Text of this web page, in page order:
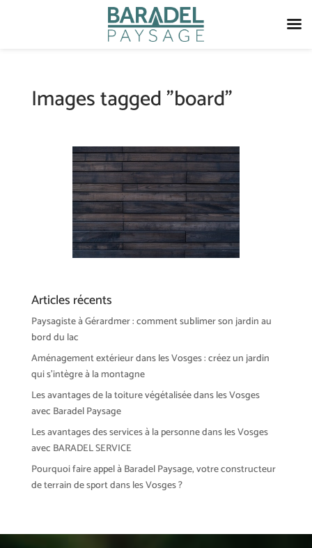
Images tagged "board"
Articles récents
Paysagiste à Gérardmer : comment sublimer son jardin au
bord du lac
Aménagement extérieur dans les Vosges : créez un jardin
qui s’intègre à la montagne
Les avantages de la toiture végétalisée dans les Vosges
avec Baradel Paysage
Les avantages des services à la personne dans les Vosges
avec BARADEL SERVICE
Pourquoi faire appel à Baradel Paysage, votre constructeur
de terrain de sport dans les Vosges ?